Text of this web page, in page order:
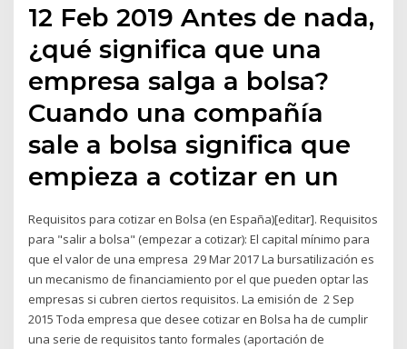
12 Feb 2019 Antes de nada,
¿qué significa que una
empresa salga a bolsa?
Cuando una compañía
sale a bolsa significa que
empieza a cotizar en un
Requisitos para cotizar en Bolsa (en España)[editar]. Requisitos
para "salir a bolsa" (empezar a cotizar): El capital mínimo para
que el valor de una empresa 29 Mar 2017 La bursatilización es
un mecanismo de financiamiento por el que pueden optar las
empresas si cubren ciertos requisitos. La emisión de 2 Sep
2015 Toda empresa que desee cotizar en Bolsa ha de cumplir
una serie de requisitos tanto formales (aportación de